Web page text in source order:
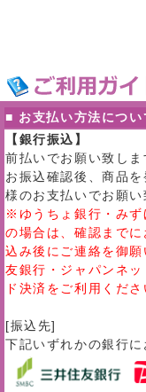
■ お支払い方法につい
【銀行振込】
前払いでお願い致し
お振込確認後、商品
様のお支払いでお願い
※ゆうちょ銀行・みず
の場合は、確認まで
込み後にご連絡を御
友銀行・ジャパンネ
ド決済をご利用くださ
[振込先]
下記いずれかの銀行に